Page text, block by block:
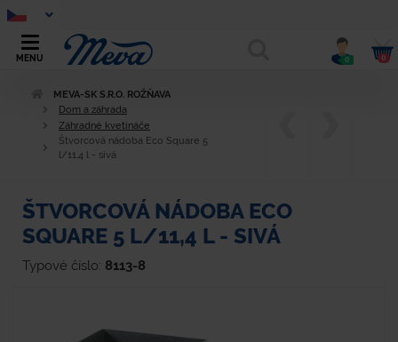
MENU 0 0
MEVA-SK S.R.O. ROŽŇAVA
Dom a záhrada
Záhradné kvetináče
Štvorcová nádoba Eco Square 5
l/11,4 l - sivá
ŠTVORCOVÁ NÁDOBA ECO
SQUARE 5 L/11,4 L - SIVÁ
Typové číslo: 8113-8